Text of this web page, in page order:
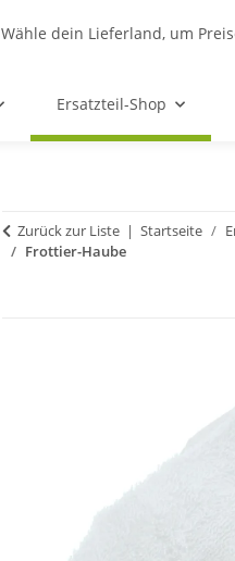
Wähle dein Lieferland, um
Ersatzteil-Shop
Zurück zur Liste Startseite
Frottier-Haube